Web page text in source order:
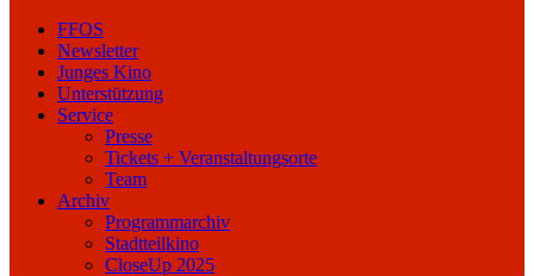
FFOS
Newsletter
Junges Kino
Unterstützung
Service
Presse
Tickets + Veranstaltungsorte
Team
Archiv
Programmarchiv
Stadtteilkino
CloseUp 2025